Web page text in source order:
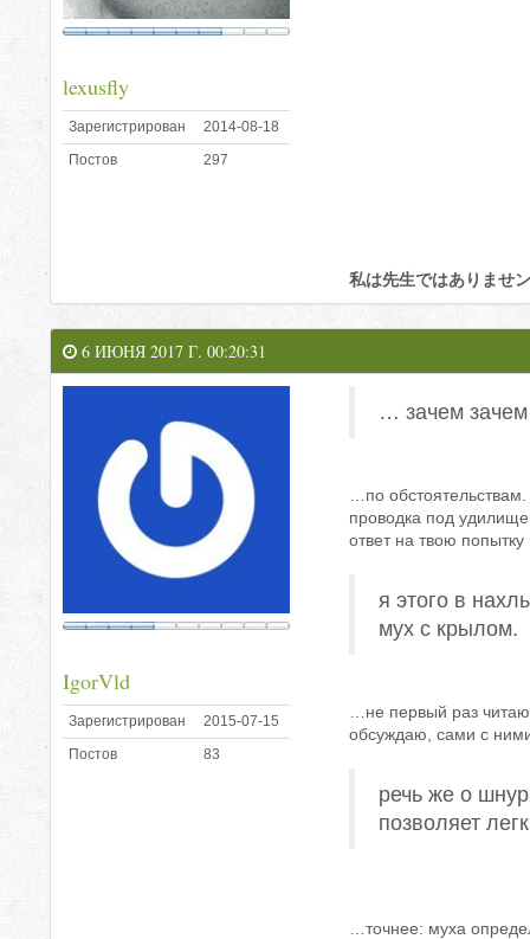
lexusfly
Зарегистрирован
2014-08-18
Постов
297
私は先生ではありませン
6 ИЮНЯ 2017 Г. 00:20:31
IgorVld
Зарегистрирован
2015-07-15
Постов
83
… зачем зачем
…по
проводка под
ответ на твою попытку
я этого в
мух с крылом.
…не первый раз
обсуждаю, сами с
речь же о
позволяет
…точнее: муха